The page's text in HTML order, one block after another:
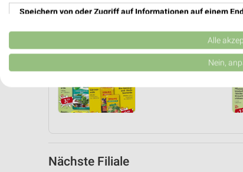
Angebote Seite 2
Nächste Filiale
Speichern von oder Zugriff auf Informationen auf einem
Verwendung reduzierter Daten zur Auswahl von
Erstellung von Profilen für personalisierte Werbung
Erstellung von Profilen zur Personalisierung von Inhalten
Messung der Werbeleistung
Alle
Nein,